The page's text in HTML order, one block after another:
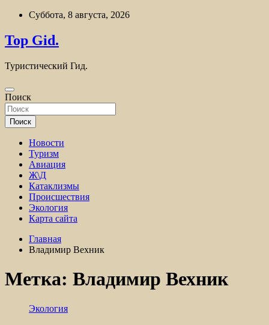
Перейти
содержимому
Суббота, 8 августа, 2026
Top Gid.
Туристический Гид.
Поиск
Поиск
Новости
Туризм
Авиация
Ж\Д
Катаклизмы
Происшествия
Экология
Карта сайта
Главная
Владимир Вехник
Метка: Владимир Вехник
Экология